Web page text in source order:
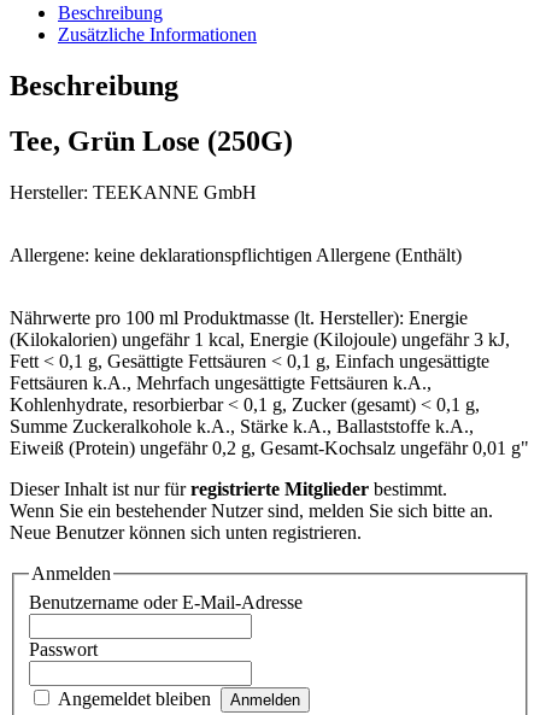
Beschreibung
Zusätzliche Informationen
Beschreibung
Tee, Grün Lose (250G)
Hersteller: TEEKANNE GmbH
Allergene: keine deklarationspflichtigen Allergene (Enthält)
Nährwerte pro 100 ml Produktmasse (lt. Hersteller): Energie
(Kilokalorien) ungefähr 1 kcal, Energie (Kilojoule) ungefähr 3 kJ,
Fett < 0,1 g, Gesättigte Fettsäuren < 0,1 g, Einfach ungesättigte
Fettsäuren k.A., Mehrfach ungesättigte Fettsäuren k.A.,
Kohlenhydrate, resorbierbar < 0,1 g, Zucker (gesamt) < 0,1 g,
Summe Zuckeralkohole k.A., Stärke k.A., Ballaststoffe k.A.,
Eiweiß (Protein) ungefähr 0,2 g, Gesamt-Kochsalz ungefähr 0,01 g"
Dieser Inhalt ist nur fürregistrierte Mitglieder bestimmt.
Wenn Sie ein bestehender Nutzer sind, melden Sie sich bitte an.
Neue Benutzer können sich unten registrieren.
Anmelden
Benutzername oder E-Mail-Adresse
Passwort
Angemeldet bleiben